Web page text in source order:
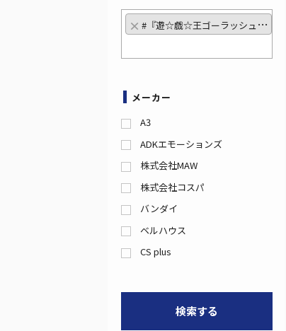
× #『遊☆戯☆王ゴーラッシュ！！』特集
メーカー
A3
ADKエモーションズ
株式会社MAW
株式会社コスパ
バンダイ
ベルハウス
CS plus
検索する